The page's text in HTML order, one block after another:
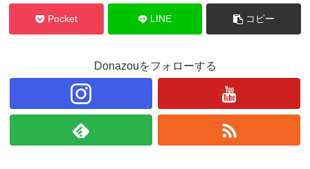
Pocket LINE コピー
Donazouをフォローする